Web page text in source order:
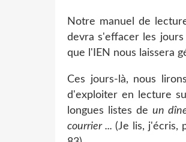
Notre manuel de
devra s'effacer les
que l'IEN nous laissera
Ces jours-là, nous
d'exploiter en lecture
longues listes de un
courrier ...(Je lis, j'écris,